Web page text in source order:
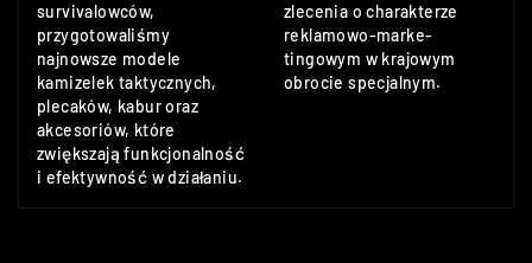
survivalowców,
przygotowaliśmy
najnowsze modele
kamizelek taktycznych,
plecaków, kabur oraz
akcesoriów, które
zwiększają funkcjonalność
i efektywność w działaniu.
zlecenia o charakterze
reklamowo-marke-
tingowym w krajowym
obrocie specjalnym.